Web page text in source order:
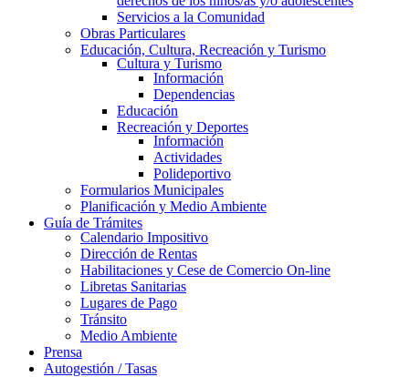
Servicios a la Comunidad
Obras Particulares
Educación, Cultura, Recreación y Turismo
Cultura y Turismo
Información
Dependencias
Educación
Recreación y Deportes
Información
Actividades
Polideportivo
Formularios Municipales
Planificación y Medio Ambiente
Guía de Trámites
Calendario Impositivo
Dirección de Rentas
Habilitaciones y Cese de Comercio On-line
Libretas Sanitarias
Lugares de Pago
Tránsito
Medio Ambiente
Prensa
Autogestión / Tasas